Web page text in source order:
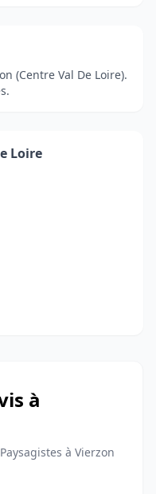
(Centre Val De Loire).
Loire
à
à Vierzon